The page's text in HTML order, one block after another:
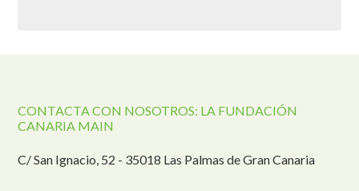
CONTACTA CON NOSOTROS: LA FUNDACIÓN
CANARIA MAIN
C/ San Ignacio, 52 - 35018 Las Palmas de Gran Canaria